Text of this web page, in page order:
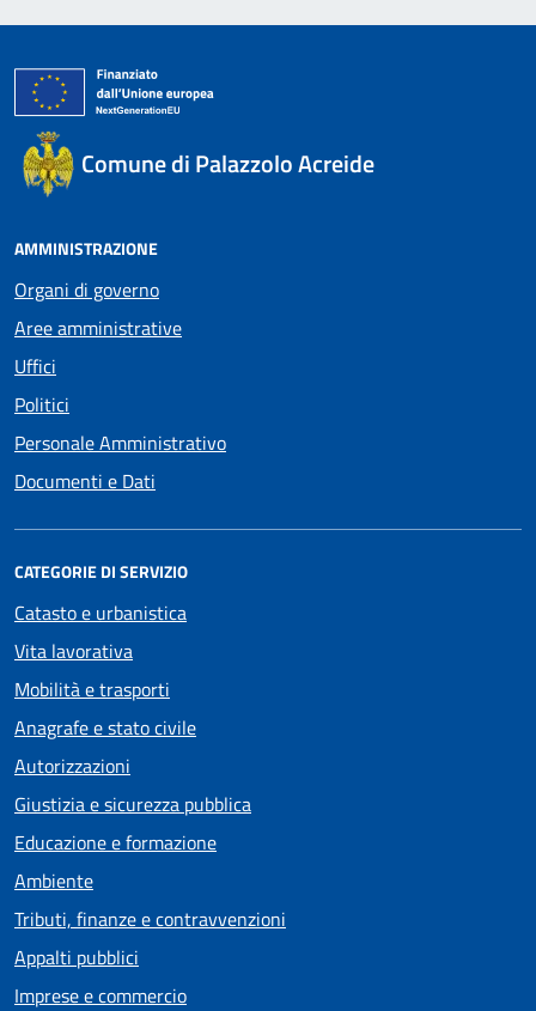
Comune di Palazzolo Acreide
AMMINISTRAZIONE
Organi di governo
Aree amministrative
Uffici
Politici
Personale Amministrativo
Documenti e Dati
CATEGORIE DI SERVIZIO
Catasto e urbanistica
Vita lavorativa
Mobilità e trasporti
Anagrafe e stato civile
Autorizzazioni
Giustizia e sicurezza pubblica
Educazione e formazione
Ambiente
Tributi, finanze e contravvenzioni
Appalti pubblici
Imprese e commercio